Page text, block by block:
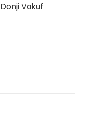
Donji Vakuf